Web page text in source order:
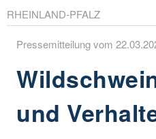
RHEINLAND-PFALZ
Pressemitteilung vom
und